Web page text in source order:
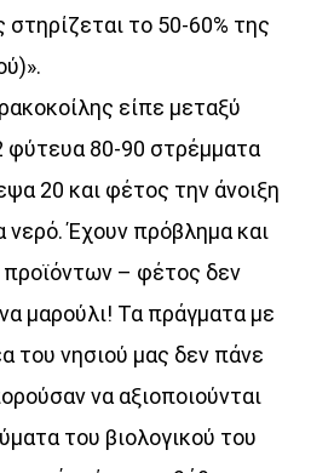
στηρίζεται το 50-60% της
είπε μεταξύ
φύτευα 80-90 στρέμματα
20 και φέτος την άνοιξη
νερό. Έχουν πρόβλημα και
προϊόντων – φέτος δεν
μαρούλι! Τα πράγματα με
του νησιού μας δεν πάνε
να αξιοποιούνται
του βιολογικού του